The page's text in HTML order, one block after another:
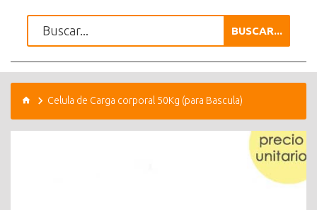
BUSCAR...
Celula de Carga corporal 50Kg (para Bascula)